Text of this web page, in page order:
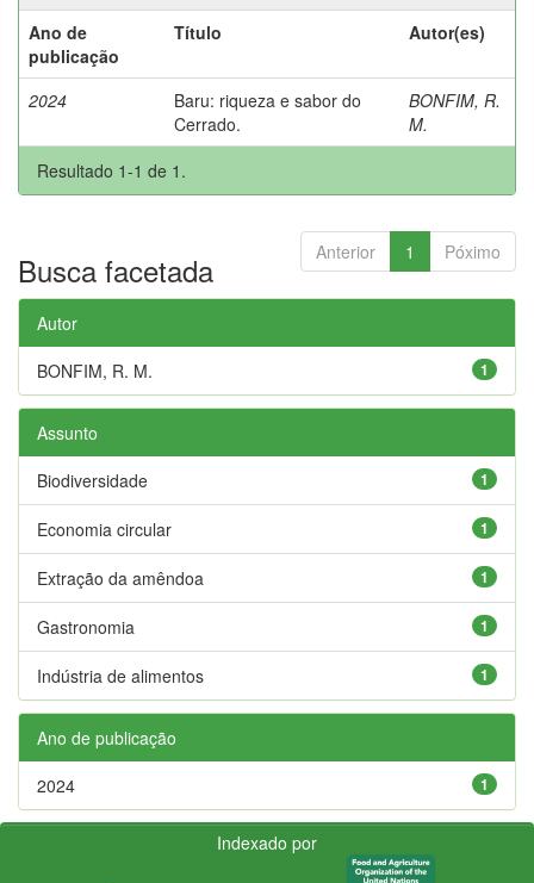
Ano de
publicação
Título Autor(es)
2024
Baru: riqueza e sabor do
Cerrado.
BONFIM, R.
M.
Resultado 1-1 de 1.
Anterior 1 Póximo
Busca facetada
Autor
1
BONFIM, R. M.
Assunto
1
Biodiversidade
1
Economia circular
1
Extração da amêndoa
1
Gastronomia
1
Indústria de alimentos
Ano de publicação
1
2024
Indexado por